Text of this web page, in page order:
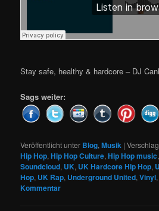
Stay safe, healthy & hardcore – DJ
Sags weiter:
Veröffentlicht unter Blog,Musik |
Hip Hop,Hip Hop Culture,Hip Hop music,
Soundcloud, UK, UK Hardcore Hip Hop,
Hop, UK Rap, Underground United,Vinyl
Kommentar